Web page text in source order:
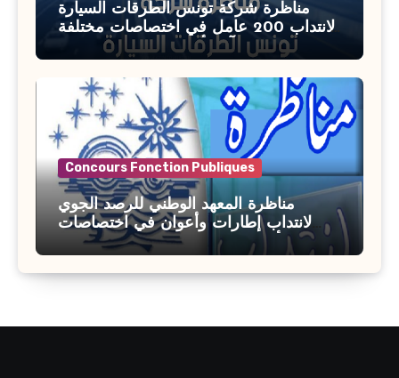
مناظرة شركة تونس الطرقات السيارة
لانتداب 200 عامل في اختصاصات مختلفة
آخر أجل : 21 جويلية 2026
Concours Fonction Publiques
مناظرة المعهد الوطني للرصد الجوي
لانتداب إطارات وأعوان في اختصاصات
مختلفة : أخر اجل للترشح 27 جويلية 2026